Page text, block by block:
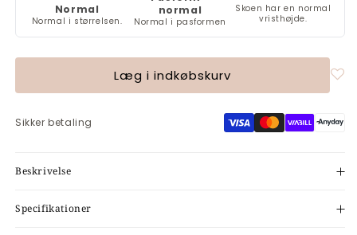
Normal
Normal i størrelsen.
normal
Normal i pasformen
Skoen har en normal
vristhøjde.
Læg i indkøbskurv
Sikker betaling
Beskrivelse
Specifikationer